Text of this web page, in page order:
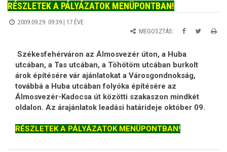
RÉSZLETEK A PÁLYÁZATOK MENÜPONTBAN!
2009.09.29. 09:39 | 17 ÉVE
MEGOSZTÁS:
Székesfehérváron az Álmosvezér úton, a Huba
utcában, a Tas utcában, a Töhötöm utcában burkolt
árok építésére vár ajánlatokat a Városgondnokság,
továbbá a Huba utcában folyóka építésére az
Álmosvezér-Kadocsa út közötti szakaszon mindkét
oldalon. Az árajánlatok leadási határideje október 09.
RÉSZLETEK A PÁLYÁZATOK MENÜPONTBAN!